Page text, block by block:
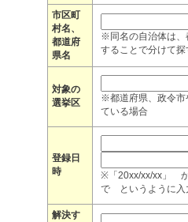
市区町
村名、
都道府
県名
※同名の自治体は、
することで分けて探
対象の
選挙区
※都道府県、政令市
ている場合
登録日
時
※「20xx/xx/xx」
で というように入
解決す